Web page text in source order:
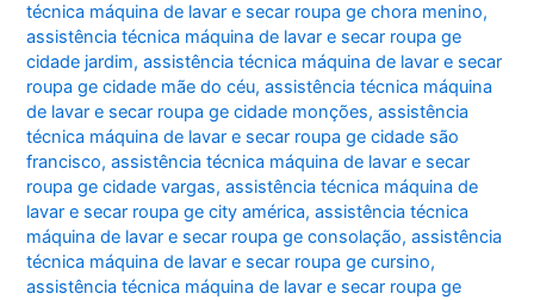
técnica máquina de lavar e secar roupa ge chora menino,
assistência técnica máquina de lavar e secar roupa ge
cidade jardim,assistência técnica máquina de lavar e secar
roupa ge cidade mãe do céu,assistência técnica máquina
de lavar e secar roupa ge cidade monções,assistência
técnica máquina de lavar e secar roupa ge cidade são
francisco,assistência técnica máquina de lavar e secar
roupa ge cidade vargas,assistência técnica máquina de
lavar e secar roupa ge city américa,assistência técnica
máquina de lavar e secar roupa ge consolação,assistência
técnica máquina de lavar e secar roupa ge cursino,
assistência técnica máquina de lavar e secar roupa ge